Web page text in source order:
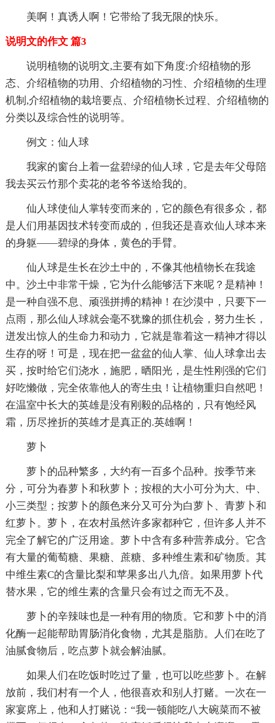
美啊！真诱人啊！它带给了我无限的快乐。
说明文的作文 篇3
说明植物的说明文,主要有如下角度:介绍植物的形
态、介绍植物的功用、介绍植物的习性、介绍植物的生理
机制,介绍植物的栽培要点、介绍植物长过程、介绍植物的
分类以及综合性的说明等。
例文：仙人球
我家的窗台上着一盆碧绿的仙人球，它是去年父母陪
我去买云竹那个卖花的老爷爷送给我的。
仙人球使仙人掌转变而来的，它的颜色有很多众，都
是人们用基因技术转变而成的，但我还是喜欢仙人球本来
的身躯——碧绿的身体，黄色的手臂。
仙人球是生长在沙土中的，不像其他植物长在我途
中。沙土中非常干燥，它为什么能够活下来呢？是精神！
是一种自强不息、顽强拼搏的精神！在沙漠中，只要下一
点雨，那么仙人球就会毫不犹豫的抓住机会，努力生长，
迸发出惊人的生命力和动力，它就是靠着这一精神才得以
生存的呀！可是，现在把一盆盆的仙人掌、仙人球拿出去
买，按时给它们浇水，施肥，晒阳光，是生性刚强的它们
好吃懒做，完全依靠他人的寄生虫！让植物重归自然吧！
在温室中长大的英雄是没有刚毅的品格的，只有饱经风
霜，历尽挫折的英雄才是真正的.英雄啊！
萝卜
萝卜的品种繁多，大约有一百多个品种。按季节来
分，可分为春萝卜和秋萝卜；按根的大小可分为大、中、
小三类型；按萝卜的颜色来分又可分为白萝卜、青萝卜和
红萝卜。萝卜，在农村虽然许多家都种它，但许多人并不
完全了解它的广泛用途。萝卜中含有多种营养成分。它含
有大量的葡萄糖、果糖、蔗糖、多种维生素和矿物质。其
中维生素C的含量比梨和苹果多出八九倍。如果用萝卜代
替水果，它的维生素的含量只会有过之而无不及。
萝卜的辛辣味也是一种有用的物质。它和萝卜中的消
化酶一起能帮助胃肠消化食物，尤其是脂肪。人们在吃了
油腻食物后，吃点萝卜就会解油腻。
如果人们在吃饭时吃过了量，也可以吃些萝卜。在解
放前，我们村有一个人，他很喜欢和别人打赌。一次在一
家宴席上，他和人打赌说：“我一顿能吃八大碗菜而不被